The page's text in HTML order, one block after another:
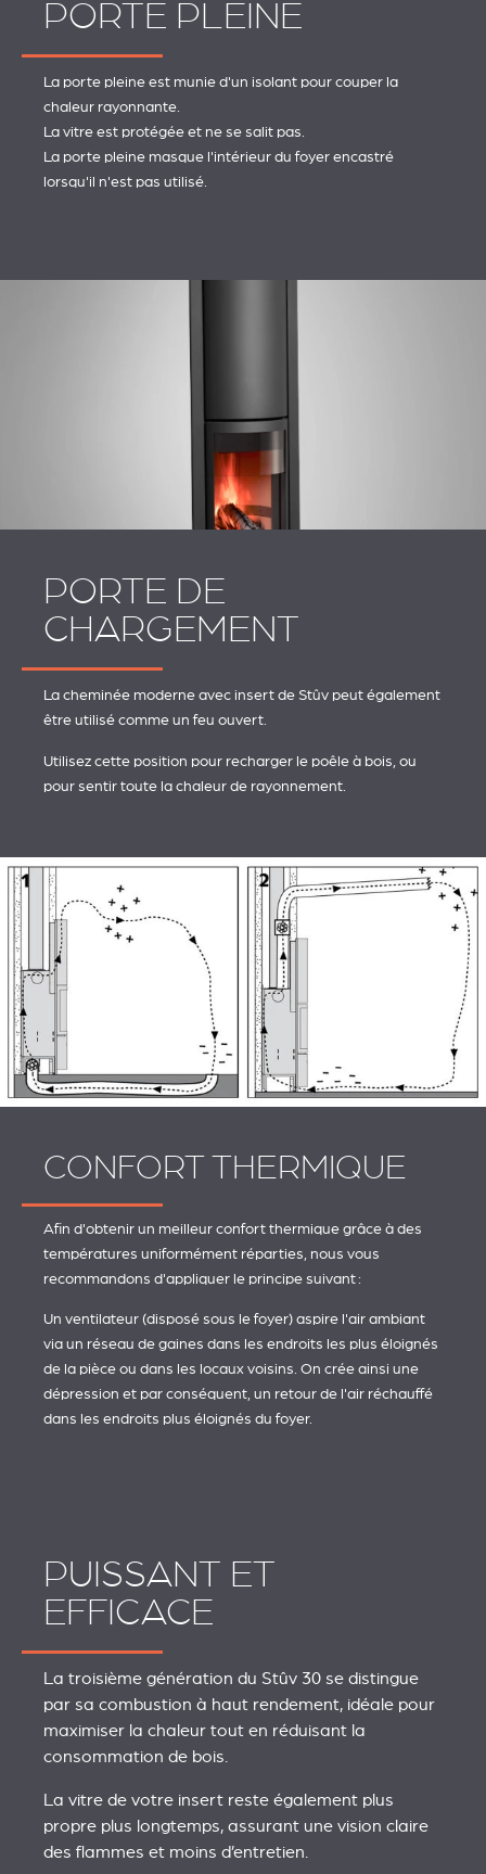
PORTE PLEINE
La porte pleine est munie d'un isolant pour couper la
chaleur rayonnante.
La vitre est protégée et ne se salit pas.
La porte pleine masque l'intérieur du foyer encastré
lorsqu'il n'est pas utilisé.
PORTE DE
CHARGEMENT
La cheminée moderne avec insert de Stûv peut également
être utilisé comme un feu ouvert.
Utilisez cette position pour recharger le poêle à bois, ou
pour sentir toute la chaleur de rayonnement.
CONFORT THERMIQUE
Afin d'obtenir un meilleur confort thermique grâce à des
températures uniformément réparties, nous vous
recommandons d'appliquer le principe suivant :
Un ventilateur (disposé sous le foyer) aspire l'air ambiant
via un réseau de gaines dans les endroits les plus éloignés
de la pièce ou dans les locaux voisins. On crée ainsi une
dépression et par conséquent, un retour de l'air réchauffé
dans les endroits plus éloignés du foyer.
PUISSANT ET
EFFICACE
La troisième génération du Stûv 30 se distingue
par sa combustion à haut rendement, idéale pour
maximiser la chaleur tout en réduisant la
consommation de bois.
La vitre de votre insert reste également plus
propre plus longtemps, assurant une vision claire
des flammes et moins d’entretien.